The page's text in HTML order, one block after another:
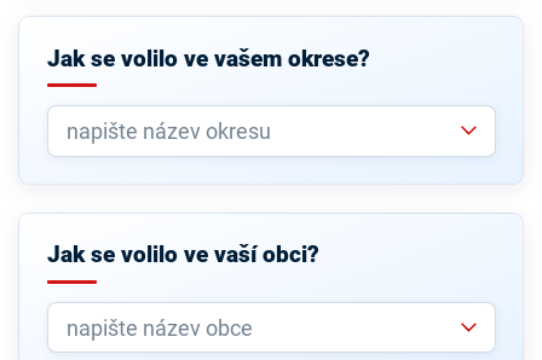
Jak se volilo ve vašem okrese?
Jak se volilo ve vaší obci?